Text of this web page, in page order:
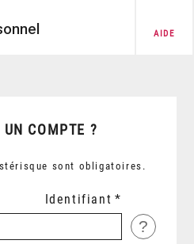
AIDE
COMPTE ?
sont obligatoires.
Identifiant
?